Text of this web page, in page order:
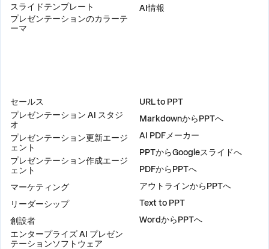
スライドテンプレート
プレゼンテーションのカラーテ
ーマ
AI情報
セールス
プレゼンテーション AI スタジ
オ
プレゼンテーション更新エージ
ェント
プレゼンテーション作成エージ
ェント
マーケティング
リーダーシップ
創設者
エンタープライズ AI プレゼン
テーションソフトウェア
URL to PPT
MarkdownからPPTへ
AI PDFメーカー
PPTからGoogleスライドへ
PDFからPPTへ
アウトラインからPPTへ
Text to PPT
WordからPPTへ